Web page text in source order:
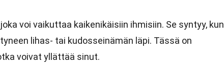
voi vaikuttaa kaikenikäisiin ihmisiin. Se syntyy, kun
lihas- tai kudosseinämän läpi. Tässä on
voivat yllättää sinut.